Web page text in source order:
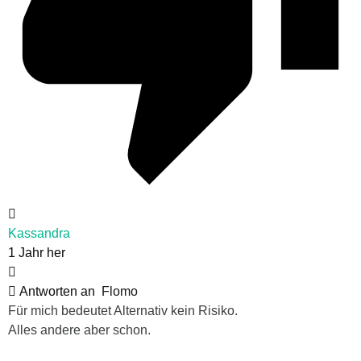
Kassandra
1 Jahr her
Antworten an
Flomo
Für mich bedeutet Alternativ kein Risiko.
Alles andere aber schon.